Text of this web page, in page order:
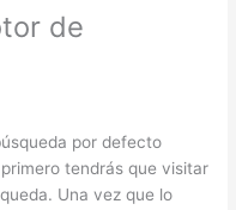
de
por defecto
tendrás que visitar
Una vez que lo